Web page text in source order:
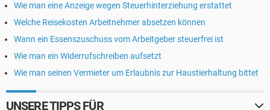
Wie man eine Anzeige wegen Steuerhinterziehung erstattet
Welche Reisekosten Arbeitnehmer absetzen können
Wann ein Essenszuschuss vom Arbeitgeber steuerfrei ist
Wie man ein Widerrufschreiben aufsetzt
Wie man seinen Vermieter um Erlaubnis zur Haustierhaltung bittet
UNSERE TIPPS FÜR